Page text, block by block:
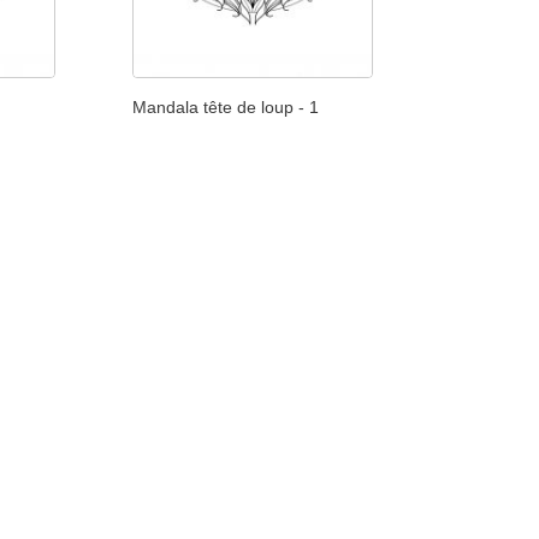
Mandala tête de loup - 1